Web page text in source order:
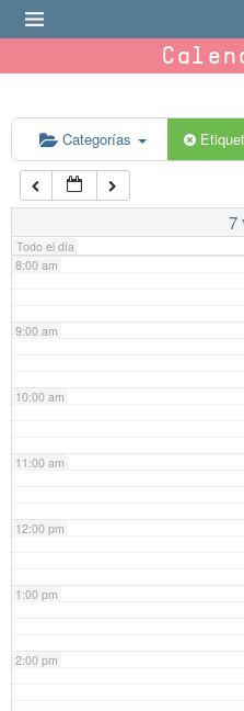
Categorías
7
Todo el día
6:00 am
7:00 am
8:00 am
9:00 am
10:00 am
11:00 am
12:00 pm
1:00 pm
2:00 pm